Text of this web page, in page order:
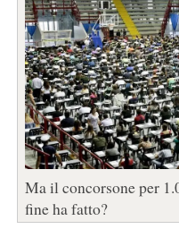
Ma il concorsone per
fine ha fatto?